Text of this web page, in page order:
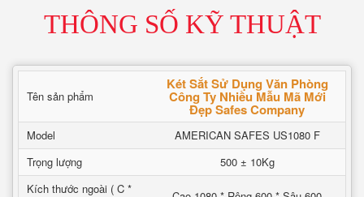
THÔNG SỐ KỸ THUẬT
Tên sản phẩm
Két Sắt Sử Dụng Văn Phòng
Công Ty Nhiều Mẫu Mã Mới
Đẹp Safes Company
Model
AMERICAN SAFES US1080 F
Trọng lượng
500 ± 10Kg
Kích thước ngoài ( C *